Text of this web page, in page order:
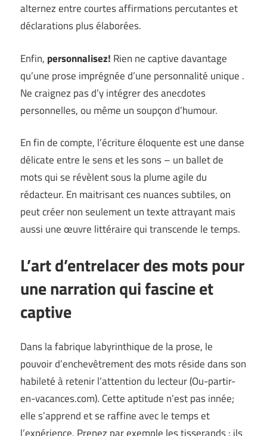
alternez entre courtes affirmations percutantes et
déclarations plus élaborées.
Enfin, personnalisez! Rien ne captive davantage
qu’une prose imprégnée d’une personnalité unique .
Ne craignez pas d’y intégrer des anecdotes
personnelles, ou même un soupçon d’humour.
En fin de compte, l’écriture éloquente est une danse
délicate entre le sens et les sons – un ballet de
mots qui se révèlent sous la plume agile du
rédacteur. En maitrisant ces nuances subtiles, on
peut créer non seulement un texte attrayant mais
aussi une œuvre littéraire qui transcende le temps.
L’art d’entrelacer des mots pour
une narration qui fascine et
captive
Dans la fabrique labyrinthique de la prose, le
pouvoir d’enchevêtrement des mots réside dans son
habileté à retenir l’attention du lecteur (Ou-partir-
en-vacances.com). Cette aptitude n’est pas innée;
elle s’apprend et se raffine avec le temps et